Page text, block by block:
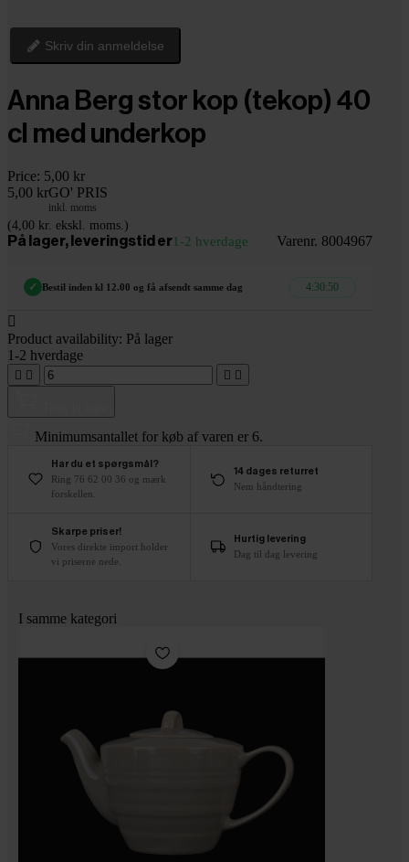
Skriv din anmeldelse
Anna Berg stor kop (tekop) 40
cl med underkop
Price: 5,00 kr
5,00 krGO' PRIS
inkl. moms
(4,00 kr. ekskl. moms.)
På lager, leveringstid er1-2 hverdage Varenr. 8004967
✓ Bestil inden kl 12.00 og få afsendt samme dag 4:30:49

Product availability: På lager
1-2 hverdage
   
Minimumsantallet for køb af varen er 6.
Har du et spørgsmål?
Ring 76 62 00 36 og mærk
forskellen.
14 dages returret
Nem håndtering
Skarpe priser!
Vores direkte import holder
vi priserne nede.
Hurtig levering
Dag til dag levering
I samme kategori